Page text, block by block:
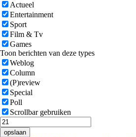
Actueel
Entertainment
Sport
Film & Tv
Games
Toon berichten van deze types
Weblog
Column
(P)review
Special
Poll
Scrollbar gebruiken
opslaan